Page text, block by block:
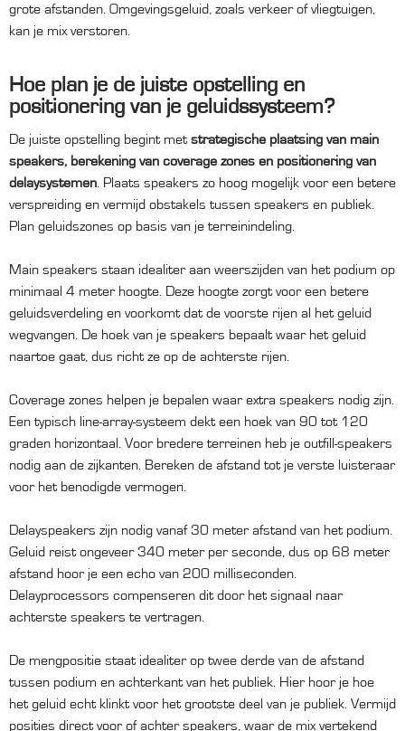
grote afstanden. Omgevingsgeluid, zoals verkeer of vliegtuigen,
kan je mix verstoren.
Hoe plan je de juiste opstelling en
positionering van je geluidssysteem?
De juiste opstelling begint metstrategische plaatsing van main
speakers, berekening van coverage zones en positionering van
delaysystemen . Plaats speakers zo hoog mogelijk voor een betere
verspreiding en vermijd obstakels tussen speakers en publiek.
Plan geluidszones op basis van je terreinindeling.
Main speakers staan idealiter aan weerszijden van het podium op
minimaal 4 meter hoogte. Deze hoogte zorgt voor een betere
geluidsverdeling en voorkomt dat de voorste rijen al het geluid
wegvangen. De hoek van je speakers bepaalt waar het geluid
naartoe gaat, dus richt ze op de achterste rijen.
Coverage zones helpen je bepalen waar extra speakers nodig zijn.
Een typisch line-array-systeem dekt een hoek van 90 tot 120
graden horizontaal. Voor bredere terreinen heb je outfill-speakers
nodig aan de zijkanten. Bereken de afstand tot je verste luisteraar
voor het benodigde vermogen.
Delayspeakers zijn nodig vanaf 30 meter afstand van het podium.
Geluid reist ongeveer 340 meter per seconde, dus op 68 meter
afstand hoor je een echo van 200 milliseconden.
Delayprocessors compenseren dit door het signaal naar
achterste speakers te vertragen.
De mengpositie staat idealiter op twee derde van de afstand
tussen podium en achterkant van het publiek. Hier hoor je hoe
het geluid echt klinkt voor het grootste deel van je publiek. Vermijd
posities direct voor of achter speakers, waar de mix vertekend